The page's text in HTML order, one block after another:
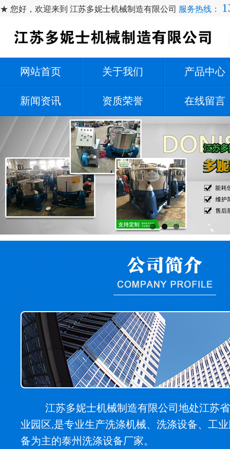
★ 您好，欢迎来到 江苏多妮士机械制造有限公司 服务热线：
网站首页 关于我们 产品中心
新闻资讯 资质荣誉 在线留言
江苏多妮士机械制造有限公司地处江苏
业园区,是专业生产洗涤机械、洗涤设备、工
备为主的泰州洗涤设备厂家。